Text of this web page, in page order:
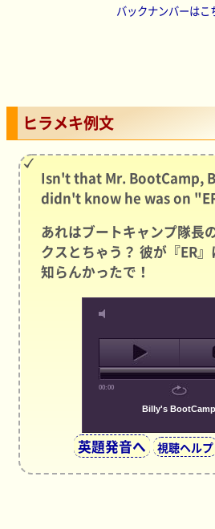
バックナンバーはこ
ヒラメキ例文
Isn't that Mr. BootCamp,
didn't know he was on
あれはブートキャンプ隊長
クスとちゃう？ 彼が『ER
知らんかったで！
00:00
Billy's BootCamp
英題発音へ 視聴ヘルプ